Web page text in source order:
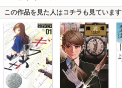
この作品を見た人はコチラも見ています